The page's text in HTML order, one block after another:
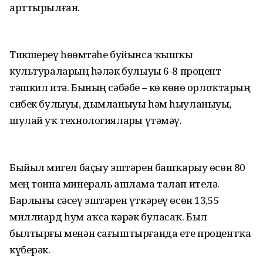
арттырылған.
Тикшереү һөҙөмтәһе буйынса ҡышҡы
культураларҙың һәләк булыуы 6-8 процент
тәшкил итә. Бының сәбәбе – көҙ көнө орлоҡтарҙың
сибек булыуы, дымланыуы һәм һыуланыуы,
шулай уҡ технологияларҙы үтәмәү.
Быйыл миҙгел баҫыу эштәрен башҡарыу өсөн 80
мең тонна минераль ашлама талап ителә.
Барлығы сәсеү эштәрен үткәреү өсөн 13,55
миллиард һум аҡса кәрәк буласаҡ. Был
былтырғы менән сағыштырғанда ете процентҡа
күберәк.